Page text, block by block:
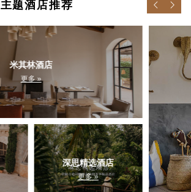
主题酒店推荐
米其林酒店
更多 »
深思精选酒店
更多 »